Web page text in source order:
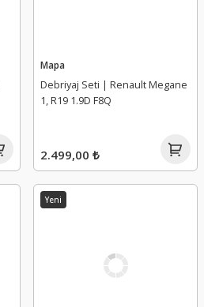
Mapa
Debriyaj Seti | Renault Megane
1, R19 1.9D F8Q
2.499,00 ₺
Yeni